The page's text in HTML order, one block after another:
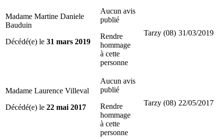
Madame Martine Daniele
Bauduin
Décédé(e) le 31 mars 2019
Aucun avis
publié
Rendre
hommage
à cette
personne
Tarzy (08) 31/03/2019
Madame Laurence Villeval
Décédé(e) le 22 mai 2017
Aucun avis
publié
Rendre
hommage
à cette
personne
Tarzy (08) 22/05/2017